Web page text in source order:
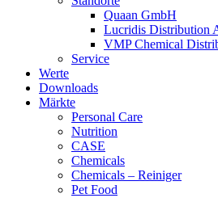
Quaan GmbH
Lucridis Distribution
VMP Chemical
Service
Werte
Downloads
Märkte
Personal Care
Nutrition
CASE
Chemicals
Chemicals – Reiniger
Pet Food